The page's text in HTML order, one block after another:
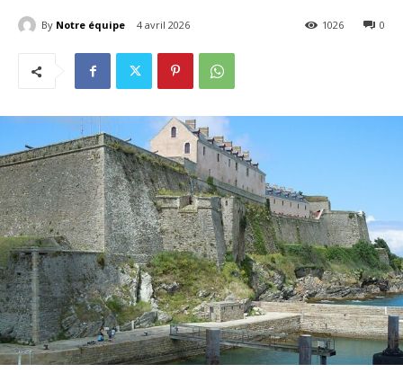
By Notre équipe 4 avril 2026 0
1026